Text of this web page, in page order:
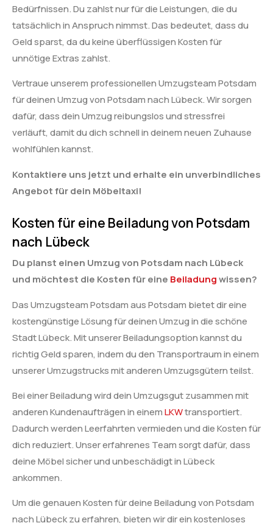
Bedürfnissen. Du zahlst nur für die Leistungen, die du
tatsächlich in Anspruch nimmst. Das bedeutet, dass du
Geld sparst, da du keine überflüssigen Kosten für
unnötige Extras zahlst.
Vertraue unserem professionellen Umzugsteam Potsdam
für deinen Umzug von Potsdam nach Lübeck. Wir sorgen
dafür, dass dein Umzug reibungslos und stressfrei
verläuft, damit du dich schnell in deinem neuen Zuhause
wohlfühlen kannst.
Kontaktiere uns jetzt und erhalte ein unverbindliches
Angebot für dein Möbeltaxi!
Kosten für eine Beiladung von Potsdam
nach Lübeck
Du planst einen Umzug von Potsdam nach Lübeck
und möchtest die Kosten für eine Beiladungwissen?
Das Umzugsteam Potsdam aus Potsdam bietet dir eine
kostengünstige Lösung für deinen Umzug in die schöne
Stadt Lübeck. Mit unserer Beiladungsoption kannst du
richtig Geld sparen, indem du den Transportraum in einem
unserer Umzugstrucks mit anderen Umzugsgütern teilst.
Bei einer Beiladung wird dein Umzugsgut zusammen mit
anderen Kundenaufträgen in einemLKWtransportiert.
Dadurch werden Leerfahrten vermieden und die Kosten für
dich reduziert. Unser erfahrenes Team sorgt dafür, dass
deine Möbel sicher und unbeschädigt in Lübeck
ankommen.
Um die genauen Kosten für deine Beiladung von Potsdam
nach Lübeck zu erfahren, bieten wir dir ein kostenloses